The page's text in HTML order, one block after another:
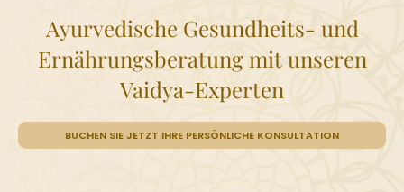
Ayurvedische Gesundheits- und
Ernährungsberatung mit unseren
Vaidya-Experten
BUCHEN SIE JETZT IHRE PERSÖNLICHE KONSULTATION